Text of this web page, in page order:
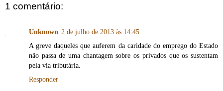
1 comentário:
Unknown 2 de julho de 2013 às 14:45
A greve daqueles que auferem da caridade do emprego do Estado
não passa de uma chantagem sobre os privados que os sustentam
pela via tributária.
Responder